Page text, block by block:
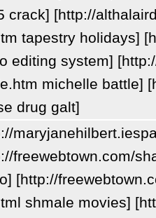
crack] [http://
tapestry holidays]
editing system]
michelle battle]
drug galt]
freewebtown.com/
[http://
shmale movies]